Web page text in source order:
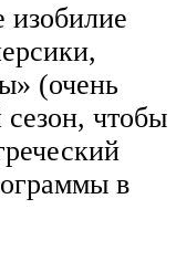
изобилие
(очень
чтобы
в